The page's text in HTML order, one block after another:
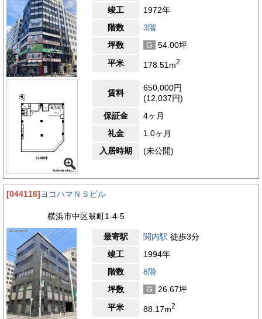
竣工
1972年
階数
3階
坪数
G
54.00坪
平米
178.51m2
賃料
650,000円
(12,037円)
保証金
4ヶ月
礼金
1.0ヶ月
入居時期
(未公開)
[044116]ヨコハマＮＳビル
横浜市中区翁町1-4-5
最寄駅 関内駅 徒歩3分
竣工
1994年
階数
8階
坪数
G
26.67坪
平米
88.17m2